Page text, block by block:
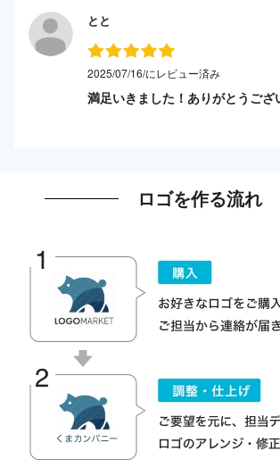
とと
2025/07/16/にレビュー済み
満足いきました！ありがとうござ
ロゴを作る流れ